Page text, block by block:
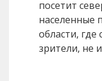
посетит
населенные
области, где
зрители, не